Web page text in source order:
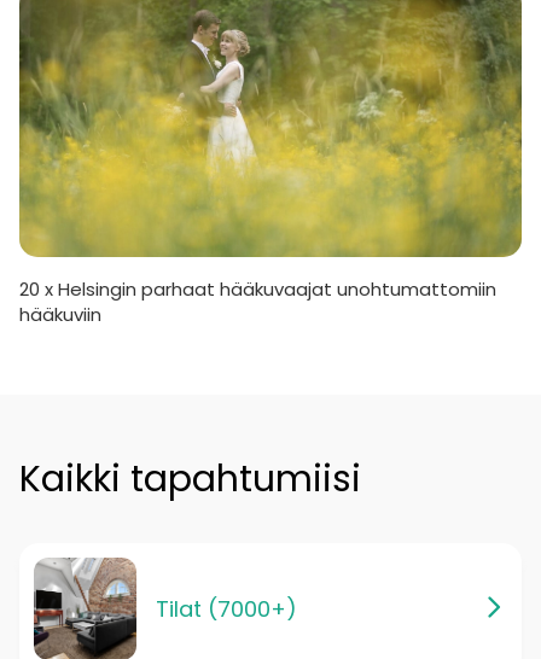
20 x Helsingin parhaat hääkuvaajat unohtumattomiin
hääkuviin
Kaikki tapahtumiisi
Tilat (7000+)